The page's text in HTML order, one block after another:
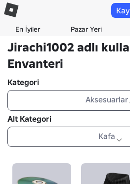
En İyiler Pazar Yeri
Jirachi1002 adlı
Envanteri
Kategori
Aksesuarlar
Alt Kategori
Kafa